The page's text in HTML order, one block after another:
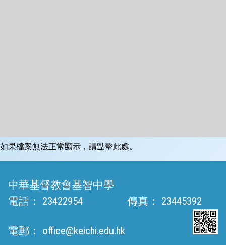
如果檔案無法正常顯示，請點擊此處。
中華基督教會基智中學
電話：
23422954 傳真： 23445392
電郵： office@keichi.edu.hk